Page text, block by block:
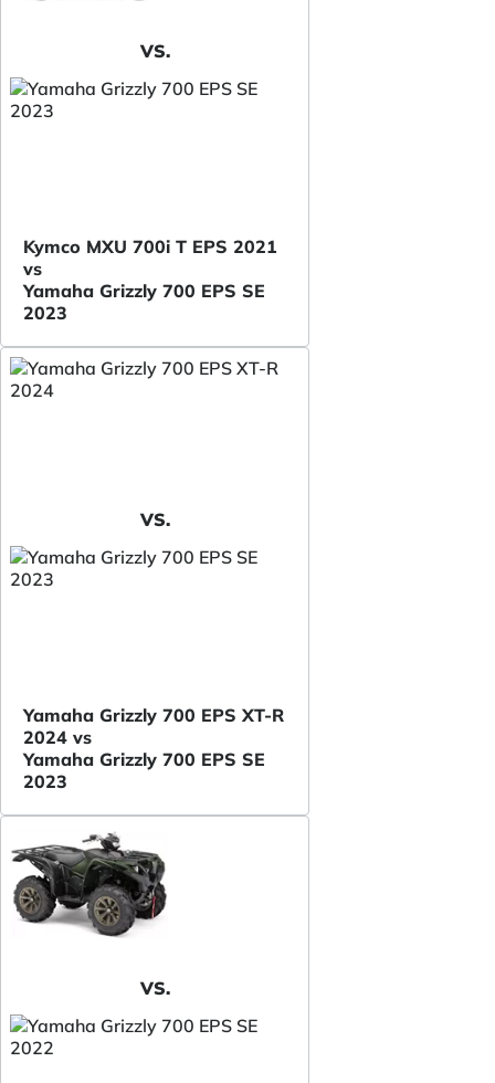
VS.
Kymco MXU 700i T EPS 2021
vs
Yamaha Grizzly 700 EPS SE
2023
VS.
Yamaha Grizzly 700 EPS XT-R
2024 vs
Yamaha Grizzly 700 EPS SE
2023
VS.